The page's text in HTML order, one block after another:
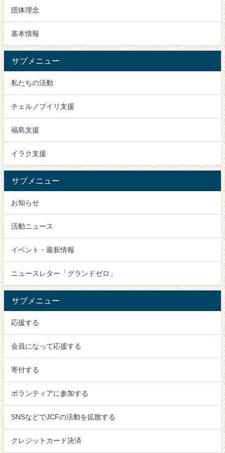
団体理念
基本情報
サブメニュー
私たちの活動
チェルノブイリ支援
福島支援
イラク支援
サブメニュー
お知らせ
活動ニュース
イベント・最新情報
ニュースレター「グランドゼロ」
サブメニュー
応援する
会員になって応援する
寄付する
ボランティアに参加する
SNSなどでJCFの活動を拡散する
クレジットカード決済